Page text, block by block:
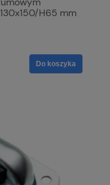
H65 mm
Do koszyka